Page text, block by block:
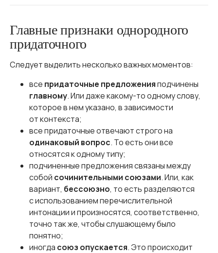
Главные признаки однородного
придаточного
Следует выделить несколько важных моментов:
все придаточные предложенияподчинены
главному. Или даже какому-то одному слову,
которое в нем указано, в зависимости
от контекста;
все придаточные отвечают строго на
одинаковый вопрос. То есть они все
относятся к одному типу;
подчиненные предложения связаны между
собой сочинительными союзами. Или, как
вариант, бессоюзно, то есть разделяются
с использованием перечислительной
интонации и произносятся, соответственно,
точно так же, чтобы слушающему было
понятно;
иногда союз опускается. Это происходит